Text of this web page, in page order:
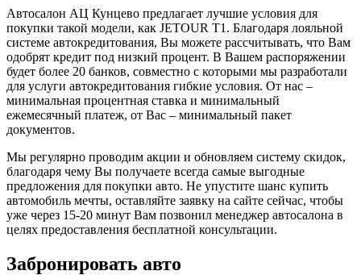
Автосалон АЦ Кунцево предлагает лучшие условия для
покупки такой модели, как JETOUR T1. Благодаря лояльной
системе автокредитования, Вы можете рассчитывать, что Вам
одобрят кредит под низкий процент. В Вашем распоряжении
будет более 20 банков, совместно с которыми мы разработали
для услуги автокредитования гибкие условия. От нас –
минимальная процентная ставка и минимальный
ежемесячный платеж, от Вас – минимальный пакет
документов.
Мы регулярно проводим акции и обновляем систему скидок,
благодаря чему Вы получаете всегда самые выгодные
предложения для покупки авто. Не упустите шанс купить
автомобиль мечты, оставляйте заявку на сайте сейчас, чтобы
уже через 15-20 минут Вам позвонил менеджер автосалона в
целях предоставления бесплатной консультации.
Забронировать авто